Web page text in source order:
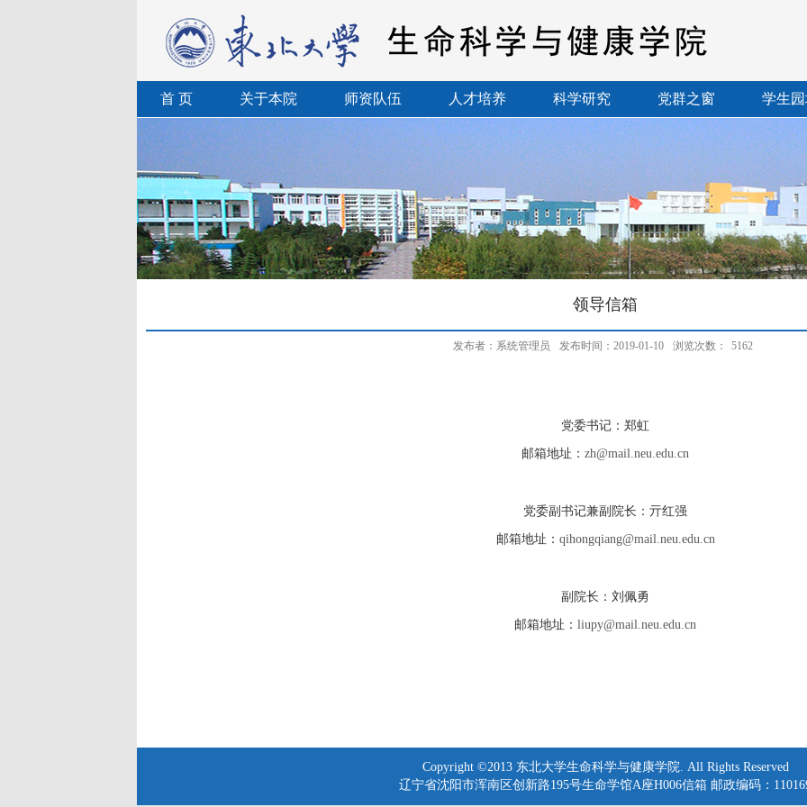
首 页 关于本院 师资队伍 人才培养 科学研究 党群之窗 学生
领导信箱
发布者：系统管理员 发布时间：2019-01-10 浏览次数： 5162
党委书记：郑虹
邮箱地址： zh@mail.neu.edu.cn
党委副书记兼副院长：亓红强
邮箱地址： qihongqiang@mail.neu.edu.cn
副院长：刘佩勇
邮箱地址： liupy@mail.neu.edu.cn
Copyright ©2013 东北大学生命科学与健康学院. All Rights Reserved
辽宁省沈阳市浑南区创新路195号生命学馆A座H006信箱 邮政编码：